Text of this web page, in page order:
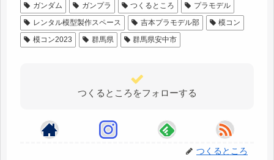
ガンダム ガンプラ つくるところ
プラモデル
レンタル模型製作スペース
吉本プラモデル部
模コン
模コン2023
群馬県 群馬県安中市
つくるところをフォローする
つくるところ